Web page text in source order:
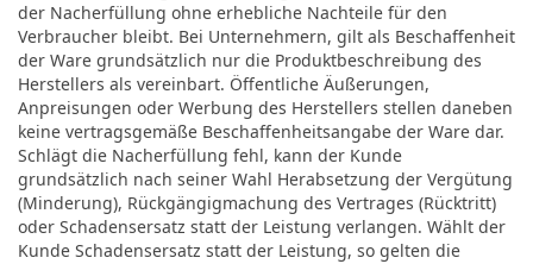
der Nacherfüllung ohne erhebliche Nachteile für den
Verbraucher bleibt. Bei Unternehmern, gilt als Beschaffenheit
der Ware grundsätzlich nur die Produktbeschreibung des
Herstellers als vereinbart. Öffentliche Äußerungen,
Anpreisungen oder Werbung des Herstellers stellen daneben
keine vertragsgemäße Beschaffenheitsangabe der Ware dar.
Schlägt die Nacherfüllung fehl, kann der Kunde
grundsätzlich nach seiner Wahl Herabsetzung der Vergütung
(Minderung), Rückgängigmachung des Vertrages (Rücktritt)
oder Schadensersatz statt der Leistung verlangen. Wählt der
Kunde Schadensersatz statt der Leistung, so gelten die